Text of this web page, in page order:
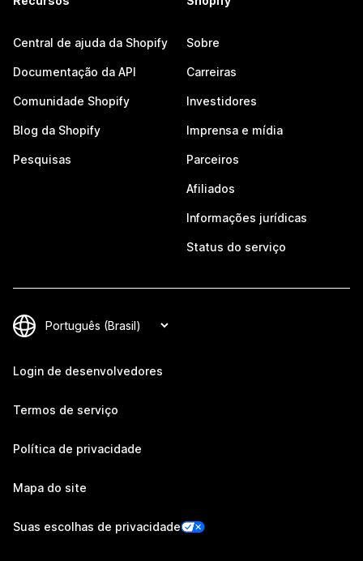
Central de ajuda da Shopify
Documentação da API
Comunidade Shopify
Blog da Shopify
Pesquisas
Sobre
Carreiras
Investidores
Imprensa e mídia
Parceiros
Afiliados
Informações jurídicas
Status do serviço
Login de desenvolvedores
Termos de serviço
Política de privacidade
Mapa do site
Suas escolhas de privacidade